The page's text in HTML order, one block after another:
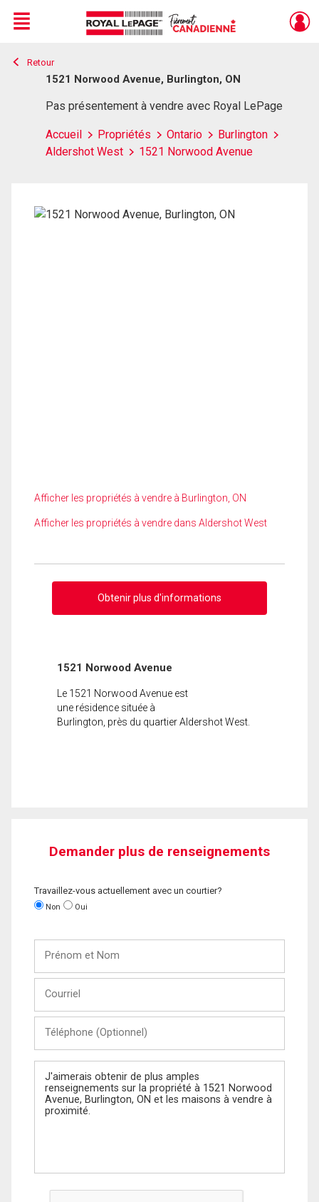
Live
En Direct
Menu
Retour
1521 Norwood Avenue, Burlington, ON
Pas présentement à vendre avec Royal LePage
Accueil Propriétés Ontario
Burlington
Aldershot West
1521 Norwood Avenue
Afficher les propriétés à vendre à Burlington, ON
Afficher les propriétés à vendre dans Aldershot West
Obtenir plus d'informations
1521 Norwood Avenue
Le 1521 Norwood Avenue est
une résidence située à
Burlington, près du quartier Aldershot West.
Demander plus de renseignements
Travaillez-vous actuellement avec un courtier?
Non Oui
Nom
(Optionnel)
Message